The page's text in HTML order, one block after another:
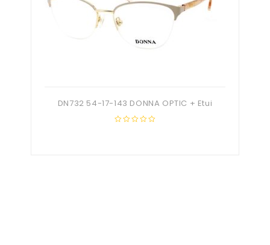
DN732 54-17-143 DONNA OPTIC + Etui